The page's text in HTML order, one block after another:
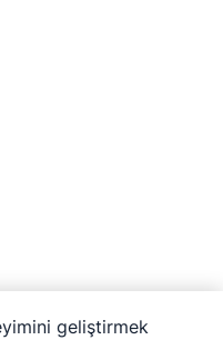
geliştirmek